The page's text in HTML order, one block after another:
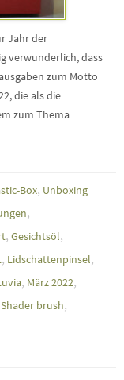
Jahr der
verwunderlich, dass
zum Motto
die als die
zum Thema…
Box, Unboxing
,
, Gesichtsöl,
, Lidschattenpinsel,
, März 2022,
Shader brush,